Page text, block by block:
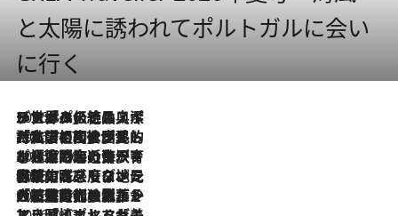
と太陽に誘われてポルトガルに会い
に行く
2026.8.8
リスボンの絶品スイーツ「パステル・デ・ナタ」とは？ポルトガル伝統の奥深い世界へ
2026.7.27
「私の祖国はポルトガル語です」国民的詩人フェルナンド・ペソアと、彼が愛した文学の街を歩く
2026.7.26
ポルトガル近海が育む極上の海の幸。キリリと冷えた白ワインと愉しむ、シーフード専門店の贅沢
2026.7.22
伝統の味をモダンに昇華。高感度な地元客が集う、リスボンの最旬ガストロノミー
2026.7.21
大航海時代の栄華から、震災、独裁、そして革命へ。ポルトガル・首都リスボンの石畳に刻まれた「歴史の光と影」